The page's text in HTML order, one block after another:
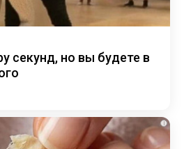
секунд, но вы будете в
i